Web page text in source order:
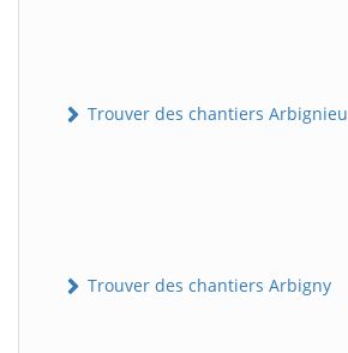
Trouver des chantiers Arbignieu
Trouver des chantiers Arbigny